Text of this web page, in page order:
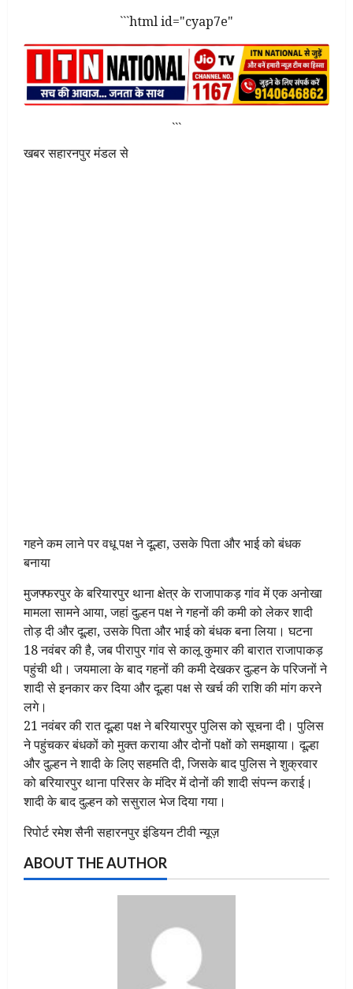
```html id="cyap7e"
```
खबर सहारनपुर मंडल से
गहने कम लाने पर वधू पक्ष ने दूल्हा, उसके पिता और भाई को बंधक
बनाया
मुजफ्फरपुर के बरियारपुर थाना क्षेत्र के राजापाकड़ गांव में एक अनोखा
मामला सामने आया, जहां दुल्हन पक्ष ने गहनों की कमी को लेकर शादी
तोड़ दी और दूल्हा, उसके पिता और भाई को बंधक बना लिया। घटना
18 नवंबर की है, जब पीरापुर गांव से कालू कुमार की बारात राजापाकड़
पहुंची थी। जयमाला के बाद गहनों की कमी देखकर दुल्हन के परिजनों ने
शादी से इनकार कर दिया और दूल्हा पक्ष से खर्च की राशि की मांग करने
लगे।
21 नवंबर की रात दूल्हा पक्ष ने बरियारपुर पुलिस को सूचना दी। पुलिस
ने पहुंचकर बंधकों को मुक्त कराया और दोनों पक्षों को समझाया। दूल्हा
और दुल्हन ने शादी के लिए सहमति दी, जिसके बाद पुलिस ने शुक्रवार
को बरियारपुर थाना परिसर के मंदिर में दोनों की शादी संपन्न कराई।
शादी के बाद दुल्हन को ससुराल भेज दिया गया।
रिपोर्ट रमेश सैनी सहारनपुर इंडियन टीवी न्यूज़
ABOUT THE AUTHOR